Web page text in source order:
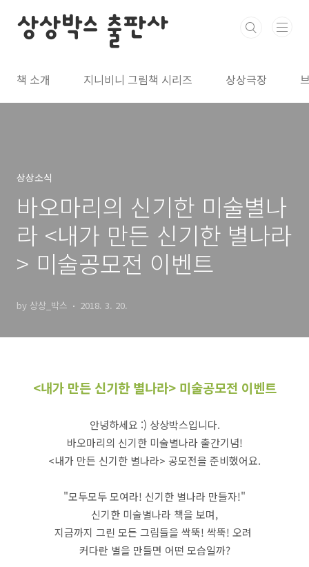
상상박스 출판사
책 소개 지니비니 그림책 시리즈 상상극장
상상소식
바오마리의 신기한 미술별나
라 <내가 만든 신기한 별나라
> 미술공모전 이벤트
by 상상_박스 2018. 3. 20.
<내가 만든 신기한 별나라> 미술공모전 이벤트
안녕하세요 :) 상상박스입니다.
바오마리의 신기한 미술별나라 출간기념!
<내가 만든 신기한 별나라> 공모전을 준비했어요.
"모두모두 모여라! 신기한 별나라 만들자!"
신기한 미술별나라 책을 보며,
지금까지 그린 모든 그림들을 싹뚝! 싹뚝! 오려
커다란 별을 만들면 어떤 모습일까?